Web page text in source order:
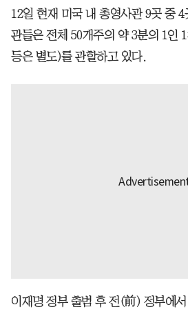
12일 현재 미국 내 총영사관 9곳 중
관들은 전체 50개주의 약 3분의 1인
등은 별도)를 관할하고 있다.
이재명 정부 출범 후 전(前) 정부에